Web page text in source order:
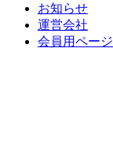
お知らせ
運営会社
会員用ページ